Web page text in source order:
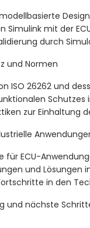
Simulink mit der
durch
und Normen
ISO 26262 und
Schutzes
zur Einhaltung
für ECU-
und Lösungen
in den
und nächste